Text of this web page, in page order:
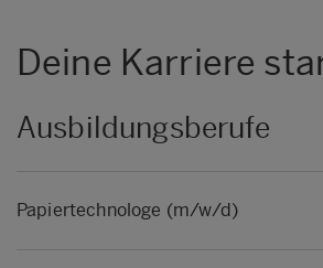
Deine Karriere
Ausbildungsberufe
Papiertechnologe (m/w/d)